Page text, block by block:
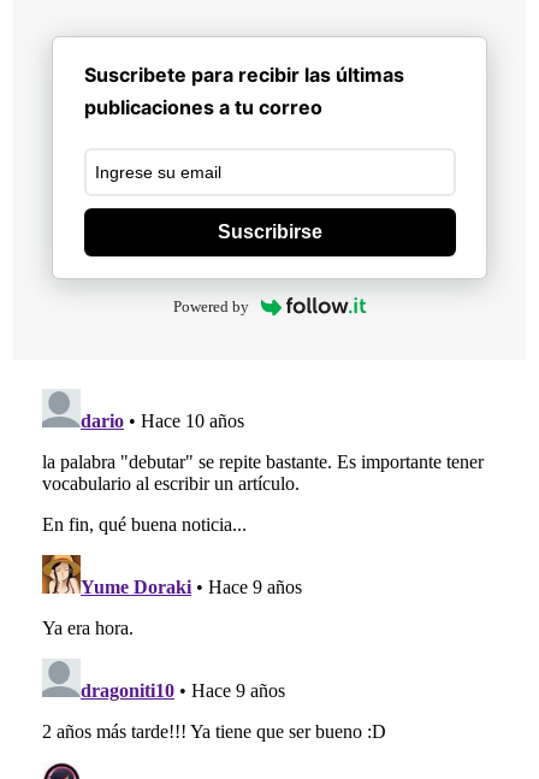
Suscribete para recibir las últimas
publicaciones a tu correo
Suscribirse
Powered by